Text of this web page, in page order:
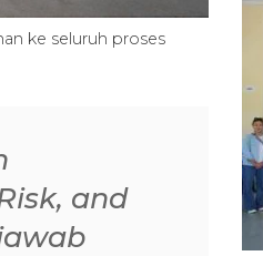
ke seluruh proses
and